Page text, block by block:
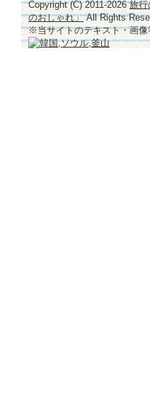
Copyright (C) 2011-2026旅行
のおしゃれ」All Rights
※当サイトのテキスト・画像